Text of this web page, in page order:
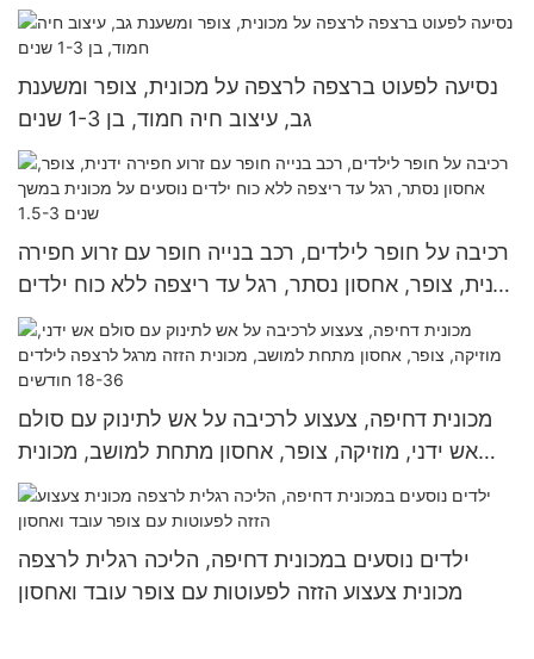
נסיעה לפעוט ברצפה לרצפה על מכונית, צופר ומשענת
גב, עיצוב חיה חמוד, בן 1-3 שנים
רכיבה על חופר לילדים, רכב בנייה חופר עם זרוע חפירה
ידנית, צופר, אחסון נסתר, רגל עד ריצפה ללא כוח ילדים
נוסעים על מכונית במשך שנים 1.5-3
מכונית דחיפה, צעצוע לרכיבה על אש לתינוק עם סולם
אש ידני, מוזיקה, צופר, אחסון מתחת למושב, מכונית
הזזה מרגל לרצפה לילדים 18-36 חודשים
ילדים נוסעים במכונית דחיפה, הליכה רגלית לרצפה
מכונית צעצוע הזזה לפעוטות עם צופר עובד ואחסון